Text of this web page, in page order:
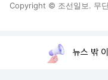
Copyright © 조선일보. 무
뉴스 밖